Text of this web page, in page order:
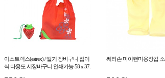
이스트렉스(estrex) / 딸기 장바구니 접이
식 다용도 시장바구니 인쇄가능 58 x 37.
쎄라손 마이핸미용장갑